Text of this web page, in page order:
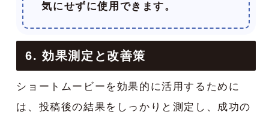
気にせずに使用できます。
6. 効果測定と改善策
ショートムービーを効果的に活用するために
は、投稿後の結果をしっかりと測定し、成功の